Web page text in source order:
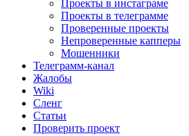
Проекты в инстаграме
Проекты в телеграмме
Проверенные проекты
Непроверенные капперы
Мошенники
Телеграмм-канал
Жалобы
Wiki
Сленг
Статьи
Проверить проект